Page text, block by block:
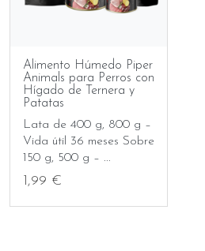
Alimento Húmedo Piper
Animals para Perros con
Hígado de Ternera y
Patatas
Lata de 400 g, 800 g –
Vida útil 36 meses Sobre
150 g, 500 g – ...
1,99 €